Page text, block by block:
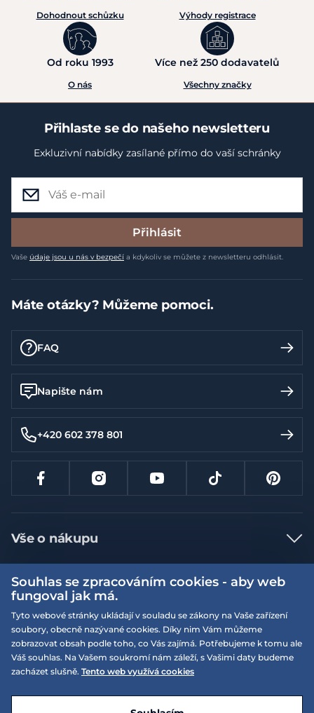
Dohodnout schůzku Výhody registrace
Od roku 1993
O nás
Více než 250 dodavatelů
Všechny značky
Přihlaste se do našeho newsletteru
Exkluzivní nabídky zasílané přímo do vaší schránky
Přihlásit
Vaše údaje jsou u nás v bezpečí a kdykoliv se můžete z newsletteru odhlásit.
Máte otázky? Můžeme pomoci.
FAQ
Napište nám
+420 602 378 801
Vše o nákupu
Jak nakupovat
Nejčastější dotazy
Doprava a platba
Vrácení a výměna zboží
Reklamace
Více informací
Obchodní podmínky
Podmínky EQS věrnostního klubu
On-line katalogy
Naše prodejny
EQS Rudná
Souhlas se zpracováním cookies - aby web
fungoval jak má.
Tyto webové stránky ukládají v souladu se zákony na Vaše zařízení
soubory, obecně nazývané cookies. Díky nim Vám můžeme
zobrazovat obsah podle toho, co Vás zajímá. Potřebujeme k tomu ale
Váš souhlas. Na Vašem soukromí nám záleží, s Vašimi daty budeme
zacházet slušně. Tento web využívá cookies